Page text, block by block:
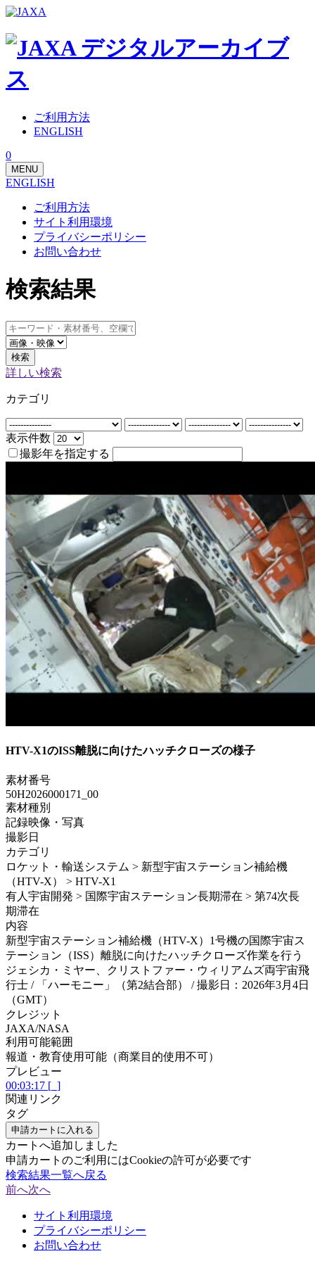
ご利用方法
ENGLISH
0
MENU
ENGLISH
ご利用方法
サイト利用環境
プライバシーポリシー
お問い合わせ
検索結果
検索
詳しい検索
カテゴリ
表示件数
撮影年を指定する
HTV-X1のISS離脱に向けたハッチクローズの様子
素材番号
50H2026000171_00
素材種別
記録映像・写真
撮影日
カテゴリ
ロケット・輸送システム > 新型宇宙ステーション補給機
（HTV-X） > HTV-X1
有人宇宙開発 > 国際宇宙ステーション長期滞在 > 第74次長
期滞在
内容
新型宇宙ステーション補給機（HTV-X）1号機の国際宇宙ス
テーション（ISS）離脱に向けたハッチクローズ作業を行う
ジェシカ・ミヤー、クリストファー・ウィリアムズ両宇宙飛
行士 / 「ハーモニー」（第2結合部） / 撮影日：2026年3月4日
（GMT）
クレジット
JAXA/NASA
利用可能範囲
報道・教育使用可能（商業目的使用不可）
プレビュー
00:03:17 [_]
関連リンク
タグ
申請カートに入れる
カートへ追加しました
申請カートのご利用にはCookieの許可が必要です
検索結果一覧へ戻る
前へ次へ
サイト利用環境
プライバシーポリシー
お問い合わせ